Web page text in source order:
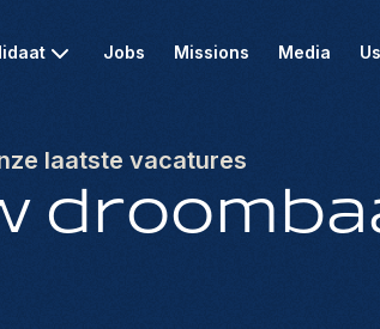
Jobs Missions Media
laatste vacatures